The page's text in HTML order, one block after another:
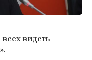
видеть